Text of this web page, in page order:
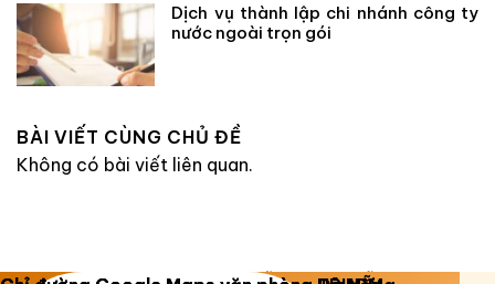
Dịch vụ thành lập chi nhánh công ty
nước ngoài trọn gói
BÀI VIẾT CÙNG CHỦ ĐỀ
Không có bài viết liên quan.